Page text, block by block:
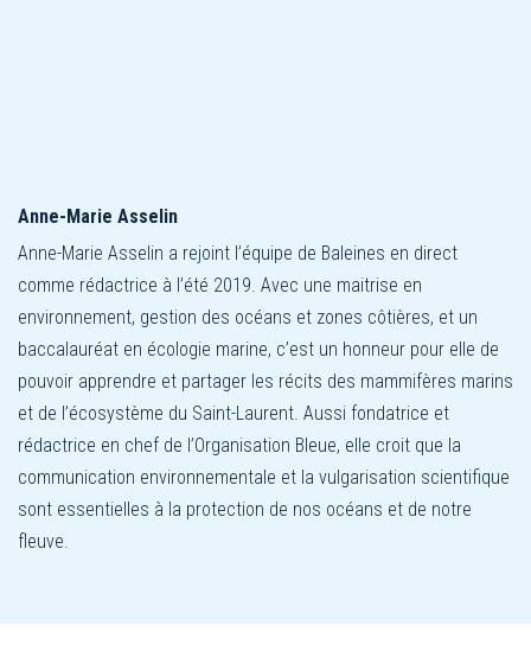
Anne-Marie Asselin
Anne-Marie Asselin a rejoint l’équipe de Baleines en direct
comme rédactrice à l’été 2019. Avec une maitrise en
environnement, gestion des océans et zones côtières, et un
baccalauréat en écologie marine, c’est un honneur pour elle de
pouvoir apprendre et partager les récits des mammifères marins
et de l’écosystème du Saint-Laurent. Aussi fondatrice et
rédactrice en chef de l’Organisation Bleue, elle croit que la
communication environnementale et la vulgarisation scientifique
sont essentielles à la protection de nos océans et de notre
fleuve.